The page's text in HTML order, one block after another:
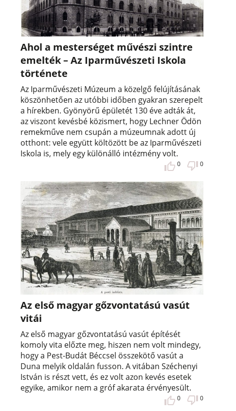
Ahol a mesterséget művészi szintre
emelték – Az Iparművészeti Iskola
története
Az Iparművészeti Múzeum a közelgő felújításának
köszönhetően az utóbbi időben gyakran szerepelt
a hírekben. Gyönyörű épületét 130 éve adták át,
az viszont kevésbé közismert, hogy Lechner Ödön
remekműve nem csupán a múzeumnak adott új
otthont: vele együtt költözött be az Iparművészeti
Iskola is, mely egy különálló intézmény volt.
0 0
Az első magyar gőzvontatású vasút
vitái
Az első magyar gőzvontatású vasút építését
komoly vita előzte meg, hiszen nem volt mindegy,
hogy a Pest-Budát Béccsel összekötő vasút a
Duna melyik oldalán fusson. A vitában Széchenyi
István is részt vett, és ez volt azon kevés esetek
egyike, amikor nem a gróf akarata érvényesült.
0 0